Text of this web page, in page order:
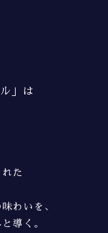
」は
た
わいを、
導く。